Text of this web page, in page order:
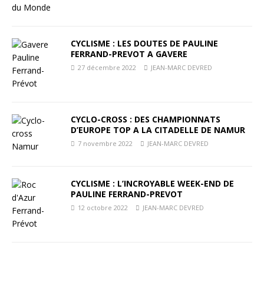
CYCLISME : LES DOUTES DE PAULINE
FERRAND-PREVOT A GAVERE
27 décembre 2022 JEAN-MARC DEVRED
CYCLO-CROSS : DES CHAMPIONNATS
D’EUROPE TOP A LA CITADELLE DE NAMUR
7 novembre 2022 JEAN-MARC DEVRED
CYCLISME : L’INCROYABLE WEEK-END DE
PAULINE FERRAND-PREVOT
12 octobre 2022 JEAN-MARC DEVRED